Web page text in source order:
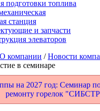
подготовки топлива
станция
и запчасти
элеваторов
О компании / Новости
в семинаре
на 2027 год: Семинар
ремонту горелок